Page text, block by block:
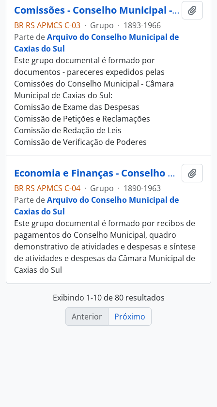
Comissões - Conselho Municipal - Câmara Municipal de Caxias do Sul
BR RS APMCS C-03 · Grupo · 1893-1966
Parte deArquivo do Conselho Municipal de
Caxias do Sul
Este grupo documental é formado por
documentos - pareceres expedidos pelas
Comissões do Conselho Municipal - Câmara
Municipal de Caxias do Sul:
Comissão de Exame das Despesas
Comissão de Petições e Reclamações
Comissão de Redação de Leis
Comissão de Verificação de Poderes
Economia e Finanças - Conselho Municipal - Câmara Municipal de Caxias do Sul
BR RS APMCS C-04 · Grupo · 1890-1963
Parte deArquivo do Conselho Municipal de
Caxias do Sul
Este grupo documental é formado por recibos de
pagamentos do Conselho Municipal, quadro
demonstrativo de atividades e despesas e síntese
de atividades e despesas da Câmara Municipal de
Caxias do Sul
Exibindo 1-10 de 80 resultados
Anterior
Próximo